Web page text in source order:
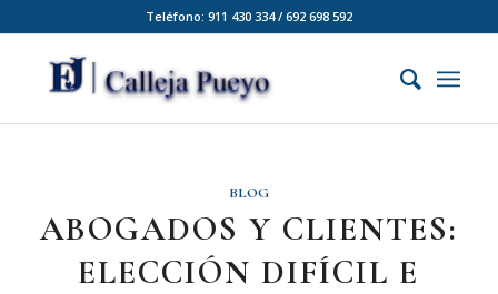
Teléfono: 911 430 334 / 692 698 592
BLOG
ABOGADOS Y CLIENTES:
ELECCIÓN DIFÍCIL E